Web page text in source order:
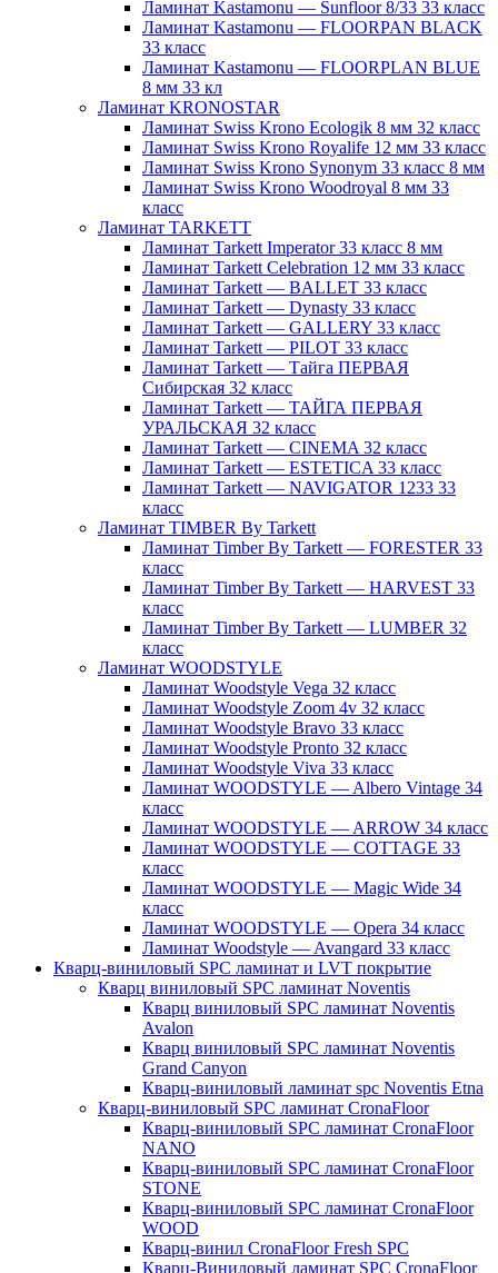
Ламинат Kastamonu — Sunfloor 8/33 33 класс
Ламинат Kastamonu — FLOORPAN BLACK
33 класс
Ламинат Kastamonu — FLOORPLAN BLUE
8 мм 33 кл
Ламинат KRONOSTAR
Ламинат Swiss Krono Ecologik 8 мм 32 класс
Ламинат Swiss Krono Royalife 12 мм 33 класс
Ламинат Swiss Krono Synonym 33 класс 8 мм
Ламинат Swiss Krono Woodroyal 8 мм 33
класс
Ламинат TARKETT
Ламинат Tarkett Imperator 33 класс 8 мм
Ламинат Tarkett Celebration 12 мм 33 класс
Ламинат Tarkett — BALLET 33 класс
Ламинат Tarkett — Dynasty 33 класс
Ламинат Tarkett — GALLERY 33 класс
Ламинат Tarkett — PILOT 33 класс
Ламинат Tarkett — Тайга ПЕРВАЯ
Сибирская 32 класс
Ламинат Tarkett — ТАЙГА ПЕРВАЯ
УРАЛЬСКАЯ 32 класс
Ламинат Tarkett — CINEMA 32 класс
Ламинат Tarkett — ESTETICA 33 класс
Ламинат Tarkett — NAVIGATOR 1233 33
класс
Ламинат TIMBER By Tarkett
Ламинат Timber By Tarkett — FORESTER 33
класс
Ламинат Timber By Tarkett — HARVEST 33
класс
Ламинат Timber By Tarkett — LUMBER 32
класс
Ламинат WOODSTYLE
Ламинат Woodstyle Vega 32 класс
Ламинат Woodstyle Zoom 4v 32 класс
Ламинат Woodstyle Bravo 33 класс
Ламинат Woodstyle Pronto 32 класс
Ламинат Woodstyle Viva 33 класс
Ламинат WOODSTYLE — Albero Vintage 34
класс
Ламинат WOODSTYLE — ARROW 34 класс
Ламинат WOODSTYLE — COTTAGE 33
класс
Ламинат WOODSTYLE — Magic Wide 34
класс
Ламинат WOODSTYLE — Opera 34 класс
Ламинат Woodstyle — Avangard 33 класс
Кварц-виниловый SPC ламинат и LVT покрытие
Кварц виниловый SPC ламинат Noventis
Кварц виниловый SPC ламинат Noventis
Avalon
Кварц виниловый SPC ламинат Noventis
Grand Canyon
Кварц-виниловый ламинат spc Noventis Etna
Кварц-виниловый SPC ламинат CronaFloor
Кварц-виниловый SPC ламинат CronaFloor
NANO
Кварц-виниловый SPC ламинат CronaFloor
STONE
Кварц-виниловый SPC ламинат CronaFloor
WOOD
Кварц-винил CronaFloor Fresh SPC
Кварц-Виниловый ламинат SPC CronaFloor